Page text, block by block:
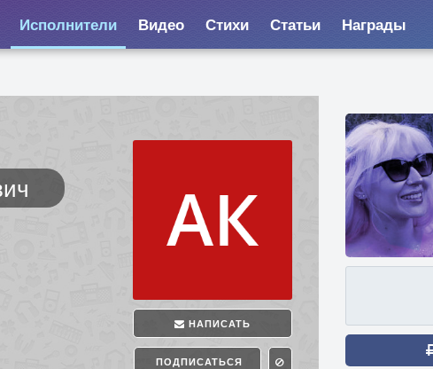
Исполнители Видео Стихи Статьи Награды
НАПИСАТЬ
ПОДПИСАТЬСЯ